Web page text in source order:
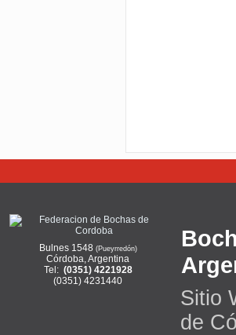
Bulnes 1548 (Pueyrredón)
Córdoba, Argentina
Tel: (0351) 4221928
(0351) 4231440
Sitio
de